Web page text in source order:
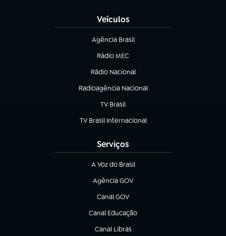
Veículos
Agência Brasil
(abre em nova aba)
Rádio MEC
(abre em nova aba)
Rádio Nacional
Radioagência Nacional
(abre em nova aba)
TV Brasil
(abre em nova aba)
TV Brasil Internacional
(abre em nova aba)
Serviços
A Voz do Brasil
(abre em nova aba)
Agência GOV
(abre em nova aba)
Canal GOV
(abre em nova aba)
Canal Educação
(abre em nova aba)
Canal Libras
(abre em nova aba)